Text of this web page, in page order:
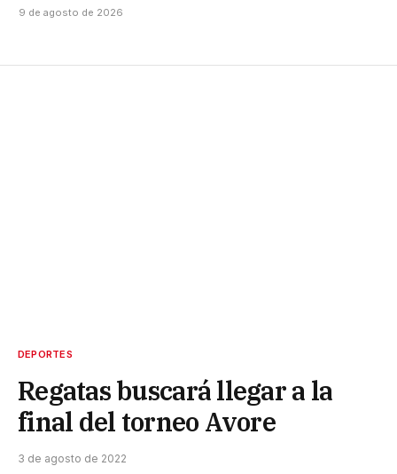
9 de agosto de 2026
DEPORTES
Regatas buscará llegar a la
final del torneo Avore
3 de agosto de 2022